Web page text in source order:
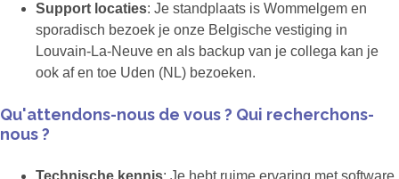
Support locaties: Je standplaats is Wommelgem en
sporadisch bezoek je onze Belgische vestiging in
Louvain-La-Neuve en als backup van je collega kan je
ook af en toe Uden (NL) bezoeken.
Qu'attendons-nous de vous ? Qui recherchons-
nous ?